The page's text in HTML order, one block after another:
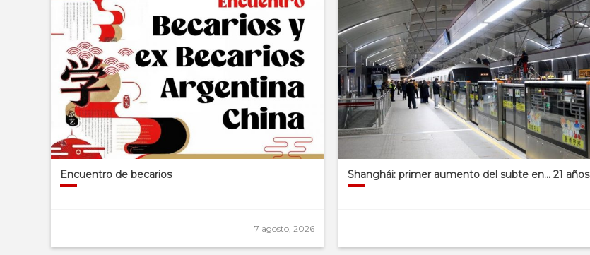
Encuentro de becarios
7 agosto, 2026
Shanghái: primer aumento del subte en… 21 años